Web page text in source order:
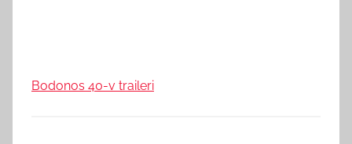
Bodonos 40-v traileri